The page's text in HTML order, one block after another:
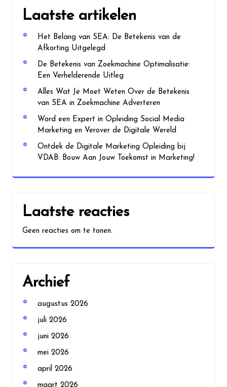
Laatste artikelen
Het Belang van SEA: De Betekenis van de
Afkorting Uitgelegd
De Betekenis van Zoekmachine Optimalisatie:
Een Verhelderende Uitleg
Alles Wat Je Moet Weten Over de Betekenis
van SEA in Zoekmachine Adverteren
Word een Expert in Opleiding Social Media
Marketing en Verover de Digitale Wereld
Ontdek de Digitale Marketing Opleiding bij
VDAB: Bouw Aan Jouw Toekomst in Marketing!
Laatste reacties
Geen reacties om te tonen.
Archief
augustus 2026
juli 2026
juni 2026
mei 2026
april 2026
maart 2026